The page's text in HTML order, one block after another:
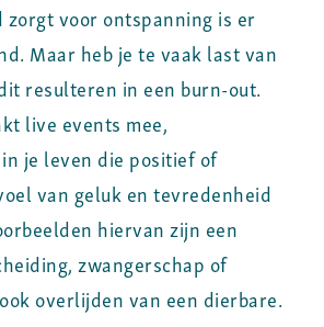
zorgt voor ontspanning is er
Maar heb je te vaak last van
resulteren in een burn-out.
live events mee,
je leven die positief of
van geluk en tevredenheid
hiervan zijn een
zwangerschap of
overlijden van een dierbare.